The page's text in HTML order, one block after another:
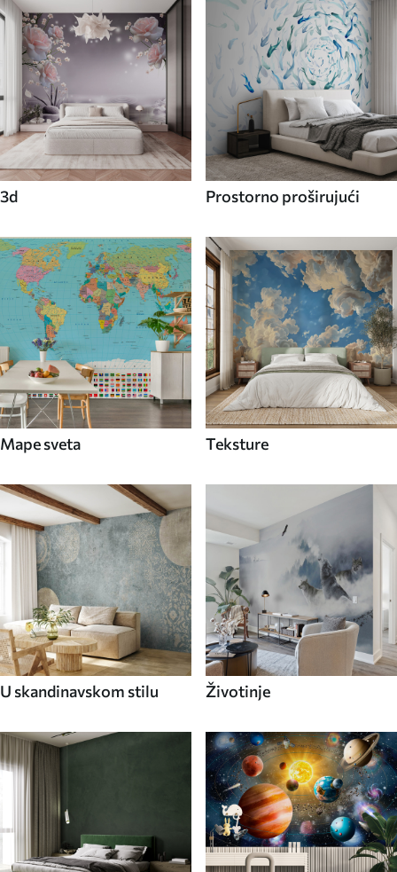
3d Prostorno proširujući
Mape sveta Teksture
U skandinavskom stilu Životinje